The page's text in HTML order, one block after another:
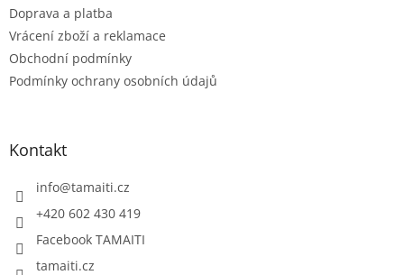
Doprava a platba
Vrácení zboží a reklamace
Obchodní podmínky
Podmínky ochrany osobních údajů
Kontakt
info@tamaiti.cz
+420 602 430 419
Facebook TAMAITI
tamaiti.cz